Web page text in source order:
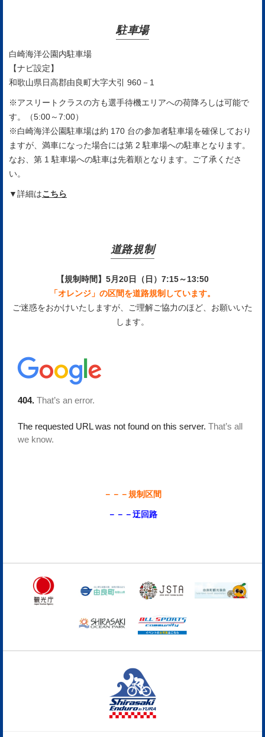
駐車場
白崎海洋公園内駐車場
【ナビ設定】
和歌山県日高郡由良町大字大引 960－1
※アスリートクラスの方も選手待機エリアへの荷降ろしは可能で
す。（5:00～7:00）
※白崎海洋公園駐車場は約 170 台の参加者駐車場を確保しており
ますが、満車になった場合には第 2 駐車場への駐車となります。
なお、第 1 駐車場への駐車は先着順となります。ご了承くださ
い。
▼詳細はこちら
道路規制
【規制時間】5月20日（日）7:15～13:50
「オレンジ」の区間を道路規制しています。
ご迷惑をおかけいたしますが、ご理解ご協力のほど、お願いいた
します。
－－－規制区間
－－－迂回路